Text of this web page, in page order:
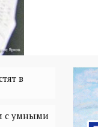
в
с умными